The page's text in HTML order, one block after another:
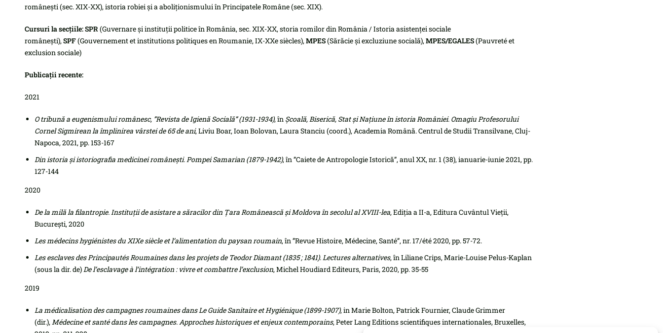
românești (sec. XIX-XX), istoria robiei și a aboliționismului în Principatele Române (sec. XIX).
Cursuri la secțiile: SPR (Guvernare și instituții politice în România, sec. XIX-XX, storia romilor din România / Istoria asistenţei sociale
româneşti), SPF(Gouvernement et institutions politiques en Roumanie, IX-XXe siècles), MPES(Sărăcie şi excluziune socială), MPES/EGALES(Pauvreté et
exclusion sociale)
Publicații recente:
2021
O tribună a eugenismului românesc, ”Revista de Igienă Socială” (1931-1934), în Școală, Biserică, Stat și Națiune în istoria României. Omagiu Profesorului
Cornel Sigmirean la împlinirea vârstei de 65 de ani, Liviu Boar, Ioan Bolovan, Laura Stanciu (coord.), Academia Română. Centrul de Studii Transilvane, Cluj-
Napoca, 2021, pp. 153-167
Din istoria și istoriografia medicinei românești. Pompei Samarian (1879-1942), în ”Caiete de Antropologie Istorică”, anul XX, nr. 1 (38), ianuarie-iunie 2021, pp.
127-144
2020
De la milă la filantropie. Instituţii de asistare a săracilor din Ţara Românească şi Moldova în secolul al XVIII-lea, Ediția a II-a, Editura Cuvântul Vieții,
București, 2020
Les médecins hygiénistes du XIXe siècle et l’alimentation du paysan roumain, în ”Revue Histoire, Médecine, Santé”, nr. 17/été 2020, pp. 57-72.
Les esclaves des Principautés Roumaines dans les projets de Teodor Diamant (1835 ; 1841). Lectures alternatives, în Liliane Crips, Marie-Louise Pelus-Kaplan
(sous la dir. de) De l’esclavage à l’intégration : vivre et combattre l’exclusion, Michel Houdiard Editeurs, Paris, 2020, pp. 35-55
2019
La médicalisation des campagnes roumaines dans Le Guide Sanitaire et Hygiénique (1899-1907), in Marie Bolton, Patrick Fournier, Claude Grimmer
(dir.), Médecine et santé dans les campagnes. Approches historiques et enjeux contemporains, Peter Lang Editions scientifiques internationales, Bruxelles,